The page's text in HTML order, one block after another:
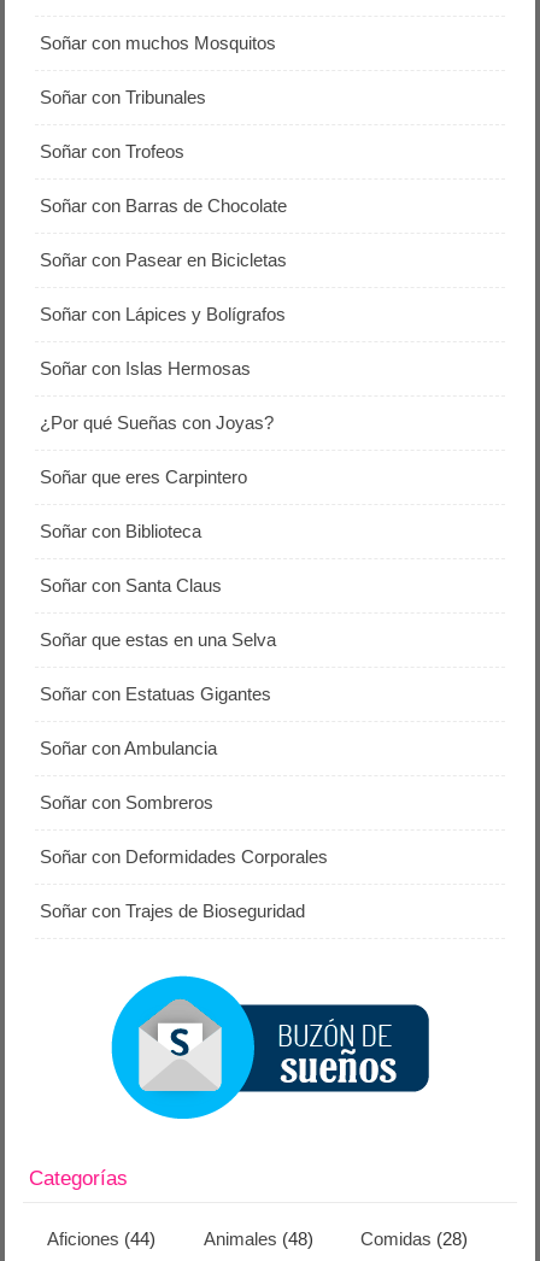
Soñar con muchos Mosquitos
Soñar con Tribunales
Soñar con Trofeos
Soñar con Barras de Chocolate
Soñar con Pasear en Bicicletas
Soñar con Lápices y Bolígrafos
Soñar con Islas Hermosas
¿Por qué Sueñas con Joyas?
Soñar que eres Carpintero
Soñar con Biblioteca
Soñar con Santa Claus
Soñar que estas en una Selva
Soñar con Estatuas Gigantes
Soñar con Ambulancia
Soñar con Sombreros
Soñar con Deformidades Corporales
Soñar con Trajes de Bioseguridad
Categorías
Aficiones (44) Animales (48) Comidas (28)